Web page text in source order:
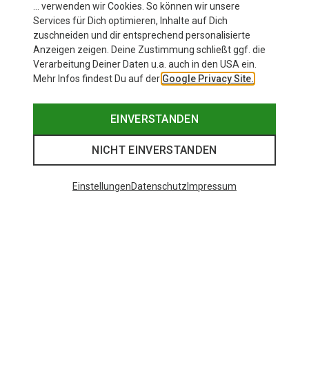
Damen Pedroc 2 PTX Schuhe
CHF 153.70
… verwenden wir Cookies. So können wir unsere
Services für Dich optimieren, Inhalte auf Dich
zuschneiden und dir entsprechend personalisierte
Anzeigen zeigen. Deine Zustimmung schließt ggf. die
Verarbeitung Deiner Daten u.a. auch in den USA ein.
Mehr Infos findest Du auf der Google Privacy Site.
EINVERSTANDEN
NICHT EINVERSTANDEN
EinstellungenDatenschutz Impressum